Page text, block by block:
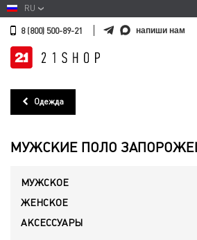
RU
8 (800) 500-89-21 напиши нам
Одежда
МУЖСКИЕ ПОЛО
МУЖСКОЕ
ЖЕНСКОЕ
АКСЕССУАРЫ